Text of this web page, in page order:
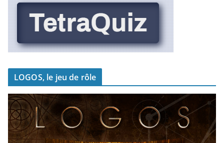
LOGOS, le jeu de rôle